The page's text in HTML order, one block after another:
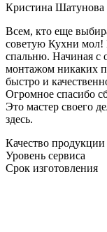
Кристина Шатунова
Всем, кто еще
советую Кухни мол!
спальню. Начиная с
монтажом никаких
быстро и
Огромное спасибо
Это мастер своего
здесь.
Качество продукции
Уровень сервиса
Срок изготовления